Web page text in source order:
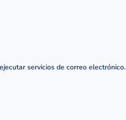
servicios de correo electrónico.